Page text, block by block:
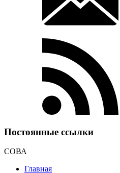
Постоянные ссылки
СОВА
Главная